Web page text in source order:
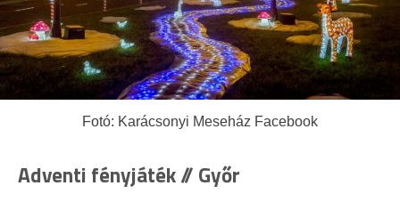
Fotó: Karácsonyi Meseház Facebook
Adventi fényjáték // Győr